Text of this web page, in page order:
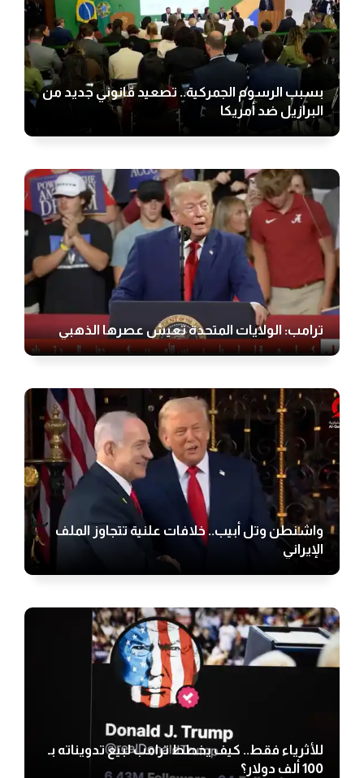
بسبب الرسوم الجمركية.. تصعيد قانوني جديد من
البرازيل ضد أمريكا
ترامب: الولايات المتحدة تعيش عصرها الذهبي
واشنطن وتل أبيب.. خلافات علنية تتجاوز الملف
الإيراني
للأثرياء فقط.. كيف يخطط ترامب لبيع تدويناته بـ
100 ألف دولار؟